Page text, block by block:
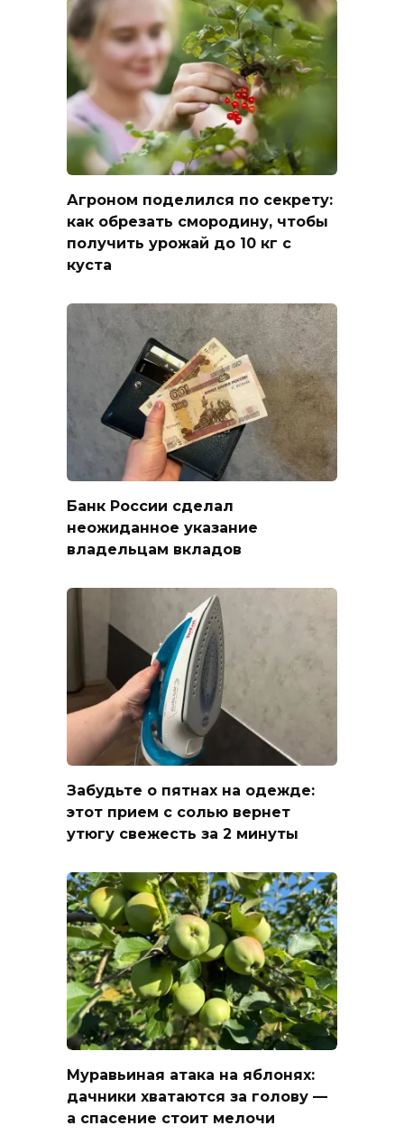
Агроном поделился по секрету:
как обрезать смородину, чтобы
получить урожай до 10 кг с
куста
Банк России сделал
неожиданное указание
владельцам вкладов
Забудьте о пятнах на одежде:
этот прием с солью вернет
утюгу свежесть за 2 минуты
Муравьиная атака на яблонях:
дачники хватаются за голову —
а спасение стоит мелочи